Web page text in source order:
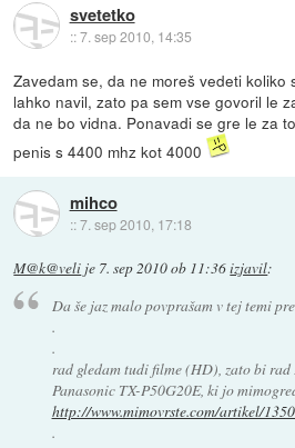
svetetko
::7. sep 2010, 14:35
Zavedam se, da ne moreš vedeti
lahko navil, zato pa sem vse govoril le
da ne bo vidna. Ponavadi se gre le za
penis s 4400 mhz kot 4000
mihco
::7. sep 2010, 17:18
M@k@veli je 7. sep 2010 ob 11:36izjavil:
Da še jaz malo povprašam v tej temi
.
.
rad gledam tudi filme (HD), zato bi rad
Panasonic TX-P50G20E, ki jo
http://www.mimovrste.com/artikel/
.